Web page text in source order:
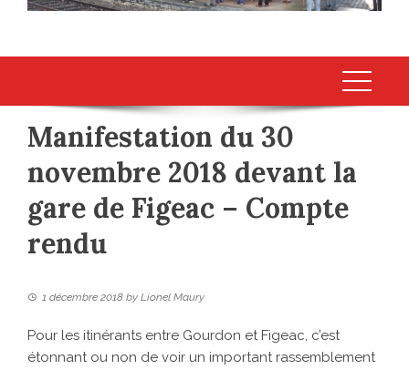
Manifestation du 30
novembre 2018 devant la
gare de Figeac – Compte
rendu
1 décembre 2018 by Lionel Maury
Pour les itinérants entre Gourdon et Figeac, c’est
étonnant ou non de voir un important rassemblement